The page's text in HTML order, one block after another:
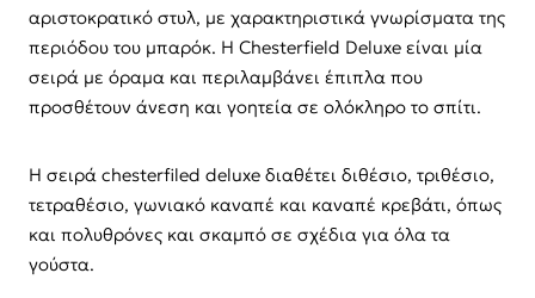
αριστοκρατικό στυλ, με χαρακτηριστικά γνωρίσματα της
περιόδου του μπαρόκ. Η Chesterfield Deluxe είναι μία
σειρά με όραμα και περιλαμβάνει έπιπλα που
προσθέτουν άνεση και γοητεία σε ολόκληρο το σπίτι.
Η σειρά chesterfiled deluxe διαθέτει διθέσιο, τριθέσιο,
τετραθέσιο, γωνιακό καναπέ και καναπέ κρεβάτι, όπως
και πολυθρόνες και σκαμπό σε σχέδια για όλα τα
γούστα.